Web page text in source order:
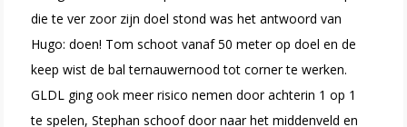
die te ver zoor zijn doel stond was het antwoord van
Hugo: doen! Tom schoot vanaf 50 meter op doel en de
keep wist de bal ternauwernood tot corner te werken.
GLDL ging ook meer risico nemen door achterin 1 op 1
te spelen, Stephan schoof door naar het middenveld en